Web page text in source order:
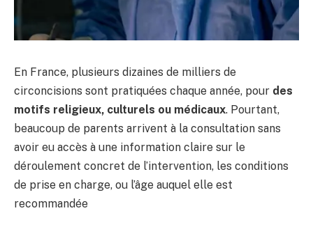
En France, plusieurs dizaines de milliers de
circoncisions sont pratiquées chaque année, pour des
motifs religieux, culturels ou médicaux. Pourtant,
beaucoup de parents arrivent à la consultation sans
avoir eu accès à une information claire sur le
déroulement concret de l’intervention, les conditions
de prise en charge, ou l’âge auquel elle est
recommandée